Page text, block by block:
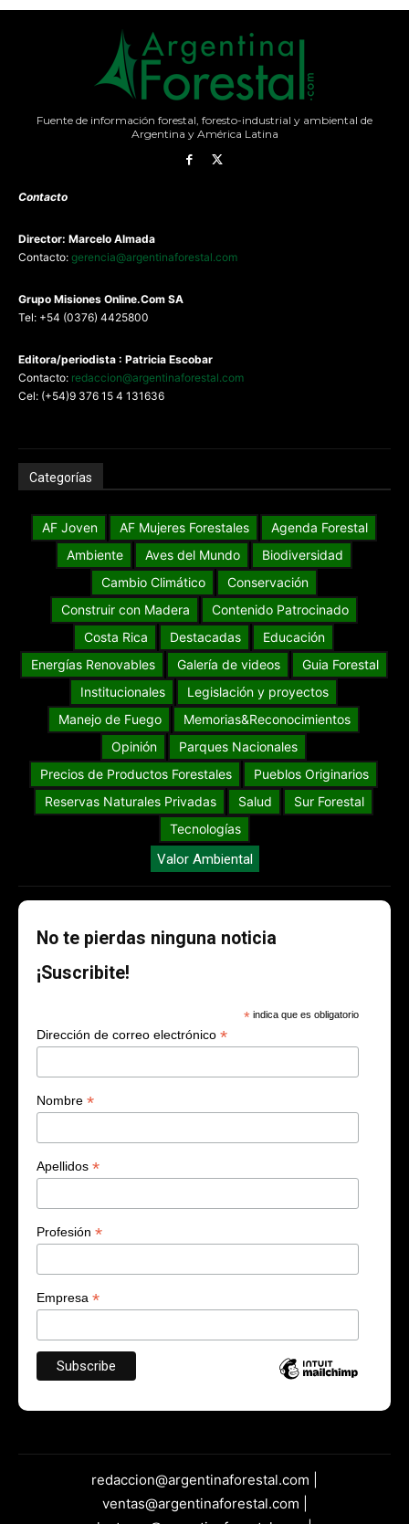
Fuente de información forestal, foresto-industrial y ambiental de
Argentina y América Latina
Contacto
Director: Marcelo Almada
Contacto: gerencia@argentinaforestal.com
Grupo Misiones Online.Com SA
Tel: +54 (0376) 4425800
Editora/periodista : Patricia Escobar
Contacto: redaccion@argentinaforestal.com
Cel: (+54)9 376 15 4 131636
Categorías
AF Joven AF Mujeres Forestales
Agenda Forestal
Ambiente
Aves del Mundo
Biodiversidad
Cambio Climático
Conservación
Construir con Madera
Contenido Patrocinado
Costa Rica
Destacadas
Educación
Energías Renovables
Galería de videos
Guia Forestal
Institucionales
Legislación y proyectos
Manejo de Fuego
Memorias&Reconocimientos
Opinión
Parques Nacionales
Precios de Productos Forestales
Pueblos Originarios
Reservas Naturales Privadas
Salud
Sur Forestal
Tecnologías
Valor Ambiental
No te pierdas ninguna noticia
¡Suscribite!
* indica que es obligatorio
Dirección de correo electrónico *
Nombre *
Apellidos *
Profesión *
Empresa *
redaccion@argentinaforestal.com |
ventas@argentinaforestal.com |